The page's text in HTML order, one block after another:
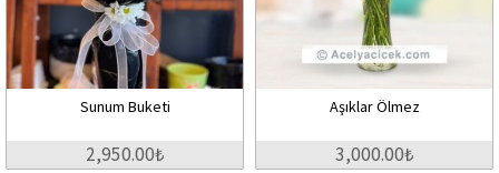
Sunum Buketi
2,950.00₺
Aşıklar Ölmez
3,000.00₺